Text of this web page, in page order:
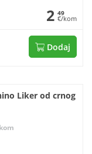
2 49
€/kom
Dodaj
Liker od crnog